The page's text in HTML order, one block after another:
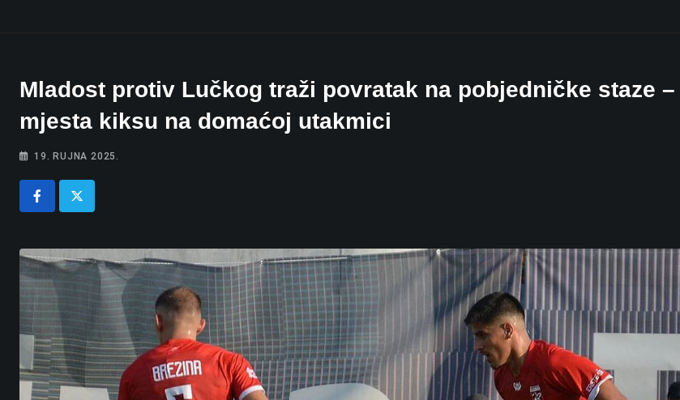
Mladost protiv Lučkog traži povratak na pobjedničke staze –
mjesta kiksu na domaćoj utakmici
19. RUJNA 2025.